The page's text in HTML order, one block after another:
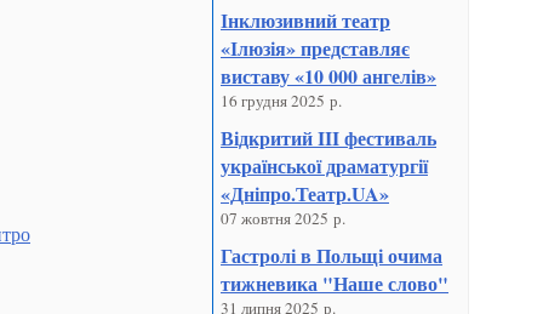
Інклюзивний театр
«Ілюзія» представляє
виставу «10 000 ангелів»
16 грудня 2025 р.
Відкритий III фестиваль
української драматургії
«Дніпро.Театр.UA»
07 жовтня 2025 р.
Гастролі в Польщі очима
тижневика "Наше слово"
31 липня 2025 р.